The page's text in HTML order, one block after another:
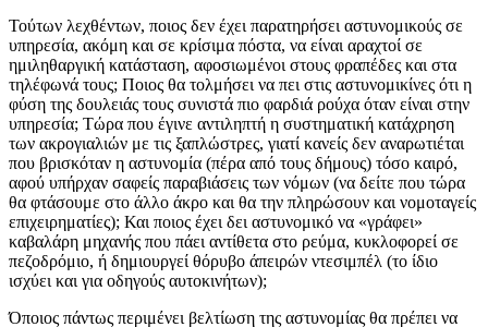
Τούτων λεχθέντων, ποιος δεν έχει παρατηρήσει αστυνομικούς σε
υπηρεσία, ακόμη και σε κρίσιμα πόστα, να είναι αραχτοί σε
ημιληθαργική κατάσταση, αφοσιωμένοι στους φραπέδες και στα
τηλέφωνά τους; Ποιος θα τολμήσει να πει στις αστυνομικίνες ότι η
φύση της δουλειάς τους συνιστά πιο φαρδιά ρούχα όταν είναι στην
υπηρεσία; Τώρα που έγινε αντιληπτή η συστηματική κατάχρηση
των ακρογιαλιών με τις ξαπλώστρες, γιατί κανείς δεν αναρωτιέται
που βρισκόταν η αστυνομία (πέρα από τους δήμους) τόσο καιρό,
αφού υπήρχαν σαφείς παραβιάσεις των νόμων (να δείτε που τώρα
θα φτάσουμε στο άλλο άκρο και θα την πληρώσουν και νομοταγείς
επιχειρηματίες); Και ποιος έχει δει αστυνομικό να «γράφει»
καβαλάρη μηχανής που πάει αντίθετα στο ρεύμα, κυκλοφορεί σε
πεζοδρόμιο, ή δημιουργεί θόρυβο άπειρών ντεσιμπέλ (το ίδιο
ισχύει και για οδηγούς αυτοκινήτων);
Όποιος πάντως περιμένει βελτίωση της αστυνομίας θα πρέπει να